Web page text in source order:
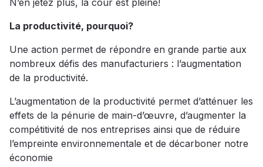
N’en jetez plus, la cour est pleine!
La productivité, pourquoi?
Une action permet de répondre en grande partie aux
nombreux défis des manufacturiers : l’augmentation
de la productivité.
L’augmentation de la productivité permet d’atténuer les
effets de la pénurie de main-d’œuvre, d’augmenter la
compétitivité de nos entreprises ainsi que de réduire
l’empreinte environnementale et de décarboner notre
économie